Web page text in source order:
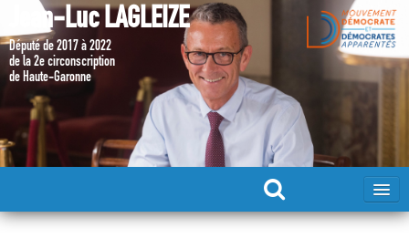
Jean-Luc LAGLEIZE
Député de 2017 à 2022
de la 2e circonscription
de Haute-Garonne